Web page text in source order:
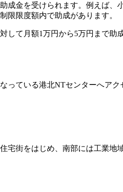
金を受けられます。例えば、
限限度額内で助成があります。
て月額1万円から5万円まで
ている港北NTセンターへア
街をはじめ、南部には工業地